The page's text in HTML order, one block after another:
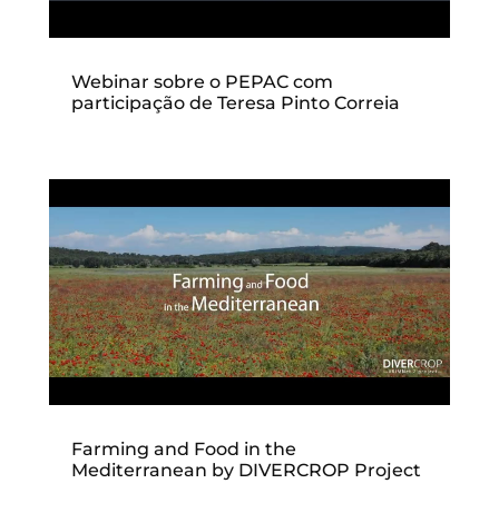
Webinar sobre o PEPAC com
participação de Teresa Pinto Correia
Farming and Food in the
Mediterranean by DIVERCROP Project